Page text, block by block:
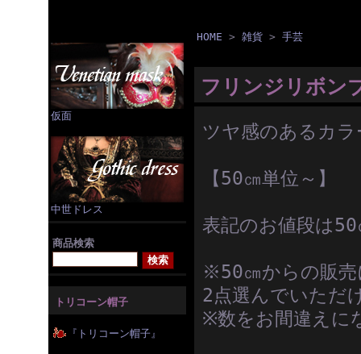
仮面
中世ドレス
商品検索
トリコーン帽子
『トリコーン帽子』
HOME > 雑貨> 手芸
フリンジリボ
ツヤ感のあるカ
【50㎝単位～】
表記のお値段は
※50㎝からの販売
2点選んでいただ
※数をお間違えに